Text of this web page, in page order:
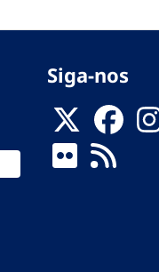
Siga-nos